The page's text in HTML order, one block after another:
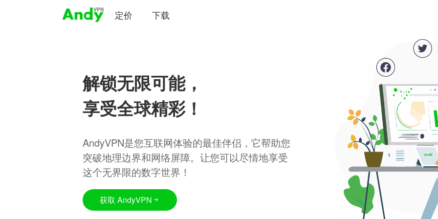
定价 下载
解锁无限可能，
享受全球精彩！
AndyVPN是您互联网体验的最佳伴侣，它帮助您
突破地理边界和网络屏障。让您可以尽情地享受
这个无界限的数字世界！
获取 AndyVPN